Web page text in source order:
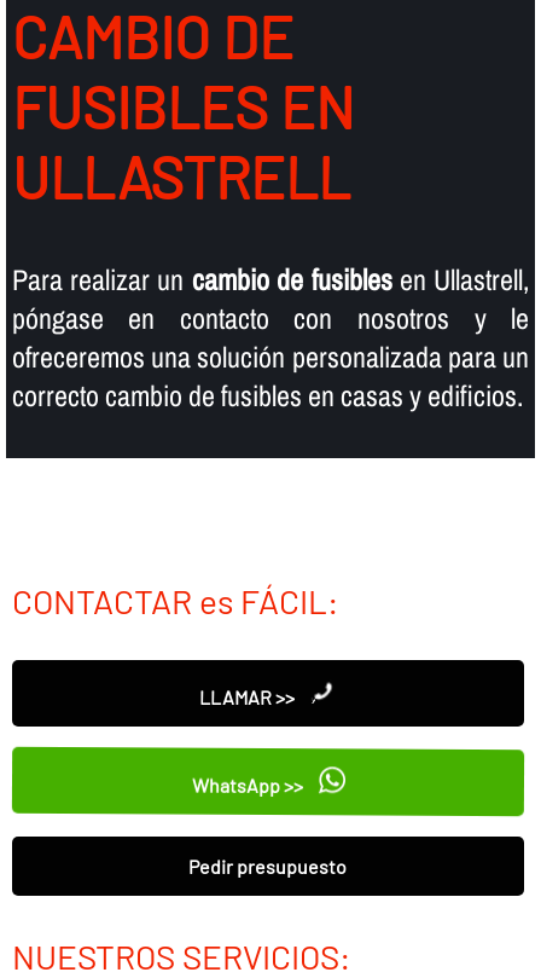
CAMBIO DE
FUSIBLES EN
ULLASTRELL
Para realizar un cambio de fusiblesen Ullastrell,
póngase en contacto con nosotros y le
ofreceremos una solución personalizada para un
correcto cambio de fusibles en casas y edificios.
CONTACTAR es FÁCIL:
LLAMAR >>
WhatsApp >>
Pedir presupuesto
NUESTROS SERVICIOS: